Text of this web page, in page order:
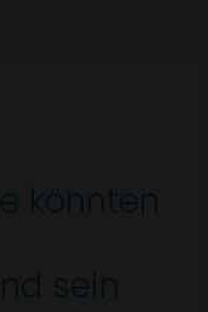
könnten
sein